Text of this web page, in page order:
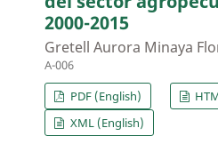
2000-2015
Gretell Aurora Minaya
A-006
PDF (English)
XML (English)